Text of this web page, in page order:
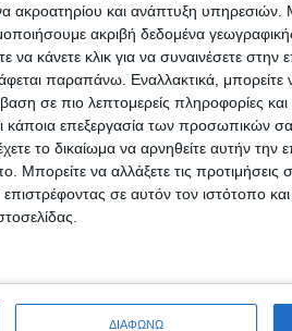
ακροατηρίου και ανάπτυξη υπηρεσιών.
ακριβή δεδομένα
κάνετε κλικ για να συναινέσετε στην
παραπάνω. Εναλλακτικά, μπορείτε
σε πιο λεπτομερείς πληροφορίες και
κάποια επεξεργασία των προσωπικών
το δικαίωμα να αρνηθείτε αυτήν την
Μπορείτε να αλλάξετε τις προτιμήσεις
σε αυτόν τον ιστότοπο
ΔΙΑΦΩΝΩ